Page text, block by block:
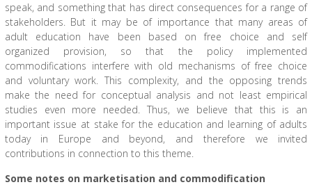
speak, and something that has direct consequences for a range of
stakeholders. But it may be of importance that many areas of
adult education have been based on free choice and self
organized provision, so that the policy implemented
commodifications interfere with old mechanisms of free choice
and voluntary work. This complexity, and the opposing trends
make the need for conceptual analysis and not least empirical
studies even more needed. Thus, we believe that this is an
important issue at stake for the education and learning of adults
today in Europe and beyond, and therefore we invited
contributions in connection to this theme.
Some notes on marketisation and commodification